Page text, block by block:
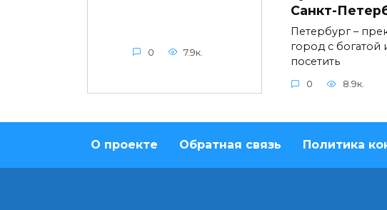
0 7.9к.
Санкт-
Петербург –
город с богатой
посетить
0 8.9к.
О проекте Обратная связь Политика